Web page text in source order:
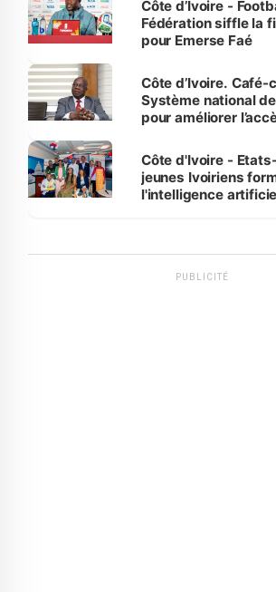
Côte d’Ivoire -
Fédération siffle la
pour Emerse Faé
Côte d’Ivoire. Café-
Système national
pour améliorer
Côte d'Ivoire -
jeunes Ivoiriens
l'intelligence
PUBLICITÉ